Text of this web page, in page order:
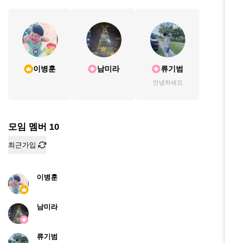
이병훈 남미라 류기범
안녕하세요
모임 멤버 10
최근가입
이병훈
남미라
류기범